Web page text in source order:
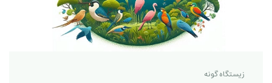
زیستگاه گونه